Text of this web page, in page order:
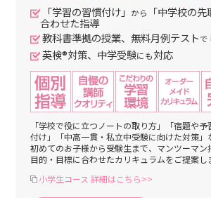
「学習の習慣付け」 から 「中学校の先
合わせた指導
教科書準拠の授業、無料月例テストで
英検®対策、中学受験にも対応
「学校で役に立つノートの取り方」「宿題や
付け」「中高一貫・私立中受験に向けた対策」
初めてのお子様から受験生まで、マンツーマン
目的・目標に合わせたカリキュラムをご提案し
小学生コース 詳細はこちら>>